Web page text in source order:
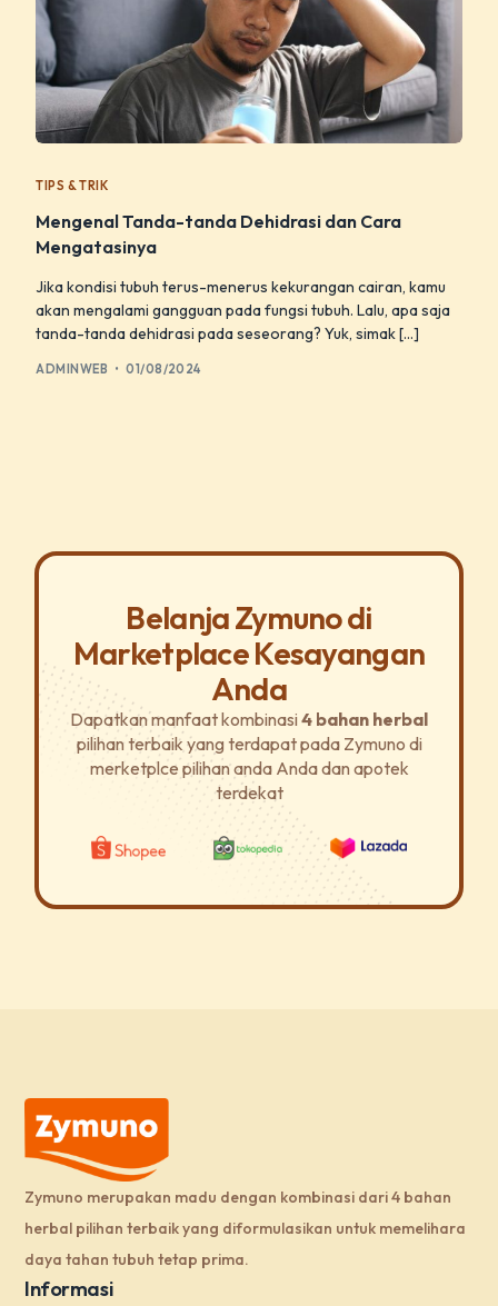
TIPS & TRIK
Mengenal Tanda-tanda Dehidrasi dan Cara
Mengatasinya
Jika kondisi tubuh terus-menerus kekurangan cairan, kamu
akan mengalami gangguan pada fungsi tubuh. Lalu, apa saja
tanda-tanda dehidrasi pada seseorang? Yuk, simak […]
ADMINWEB 01/08/2024
Belanja Zymuno di
Marketplace Kesayangan
Anda
Dapatkan manfaat kombinasi 4 bahan herbal
pilihan terbaik yang terdapat pada Zymuno di
merketplce pilihan anda Anda dan apotek
terdekat
Zymuno merupakan madu dengan kombinasi dari 4 bahan
herbal pilihan terbaik yang diformulasikan untuk memelihara
daya tahan tubuh tetap prima.
Informasi